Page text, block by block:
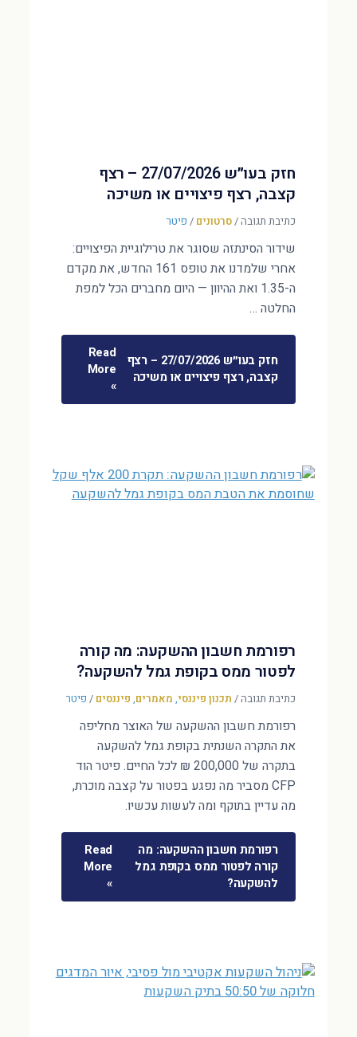
חזק בעו״ש 27/07/2026 – רצף
קצבה, רצף פיצויים או משיכה
כתיבת תגובה/סרטונים / פיטר
שידור הסינתזה שסוגר את טרילוגיית הפיצויים:
אחרי שלמדנו את טופס 161 החדש, את מקדם
ה-1.35 ואת ההיוון — היום מחברים הכל למפת
החלטה …
חזק בעו״ש 27/07/2026 – רצף
קצבה, רצף פיצויים או משיכה
Read
More
»
רפורמת חשבון ההשקעה: מה קורה
לפטור ממס בקופת גמל להשקעה?
כתיבת תגובה/ תכנון פיננסי, מאמרים, פיננסים / פיטר
רפורמת חשבון ההשקעה של האוצר מחליפה
את התקרה השנתית בקופת גמל להשקעה
בתקרה של 200,000 ₪ לכל החיים. פיטר הוד
CFP מסביר מה נפגע בפטור על קצבה מוכרת,
מה עדיין בתוקף ומה לעשות עכשיו.
רפורמת חשבון ההשקעה: מה
קורה לפטור ממס בקופת גמל
להשקעה?
Read
More
»